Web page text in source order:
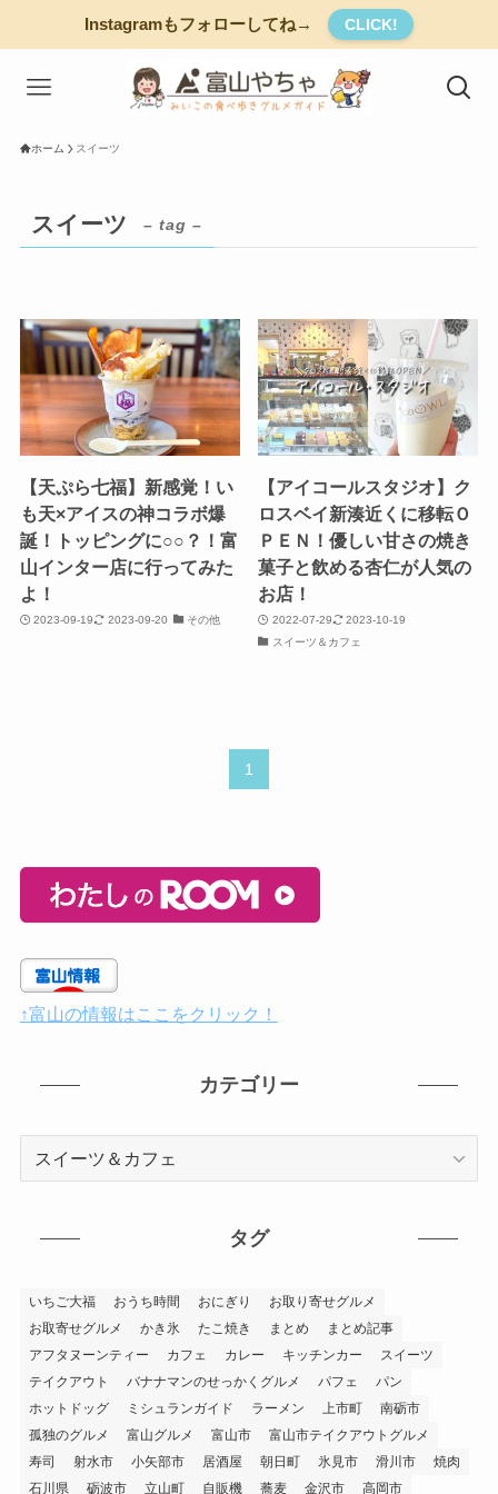
Instagramもフォローしてね→ CLICK!
ホーム スイーツ
スイーツ – tag –
【天ぷら七福】新感覚！い
も天×アイスの神コラボ爆
誕！トッピングに○○？！富
山インター店に行ってみた
よ！
2023-09-19 2023-09-20 その他
【アイコールスタジオ】ク
ロスベイ新湊近くに移転Ｏ
ＰＥＮ！優しい甘さの焼き
菓子と飲める杏仁が人気の
お店！
2022-07-29
2023-10-19
スイーツ＆カフェ
1
↑富山の情報はここをクリック！
カテゴリー
タグ
いちご大福 おうち時間 おにぎり
お取り寄せグルメ
お取寄せグルメ
かき氷 たこ焼き まとめ
まとめ記事
アフタヌーンティー
カフェ カレー キッチンカー
スイーツ
テイクアウト
バナナマンのせっかくグルメ パフェ
パン
ホットドッグ
ミシュランガイド ラーメン 上市町
南砺市
孤独のグルメ
富山グルメ 富山市
富山市テイクアウトグルメ
寿司
射水市 小矢部市 居酒屋 朝日町 氷見市 滑川市
焼肉
石川県
砺波市 立山町 自販機 蕎麦 金沢市 高岡市